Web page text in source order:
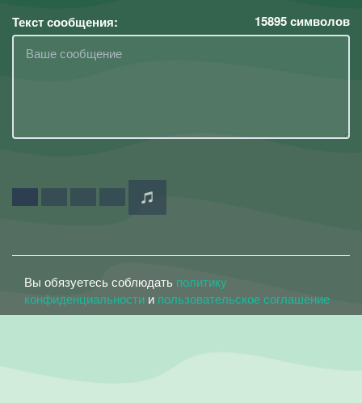
Текст сообщения: 15895символов
Вы обязуетесь соблюдать политику
конфиденциальности и пользовательское соглашение